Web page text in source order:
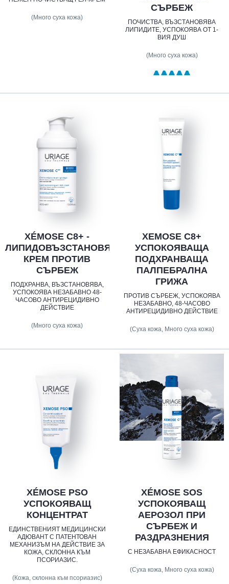
(Много суха кожа)
СЪРБЕЖ
ПОЧИСТВА, ВЪЗСТАНОВЯВА
ЛИПИДИТЕ, УСПОКОЯВА ОТ 1-
ВИЯ ДУШ
(Много суха кожа)
XÉMOSE C8+ -
ЛИПИДОВЪЗСТАНОВЯВАЩ
КРЕМ ПРОТИВ
СЪРБЕЖ
ПОДХРАНВА, ВЪЗСТАНОВЯВА,
УСПОКОЯВА НЕЗАБАВНО 48-
ЧАСОВО АНТИРЕЦИДИВНО
ДЕЙСТВИЕ
(Много суха кожа)
XEMOSE C8+
УСПОКОЯВАЩА
ПОДХРАНВАЩА
ПАЛПЕБРАЛНА
ГРИЖА
ПРОТИВ СЪРБЕЖ, УСПОКОЯВА
НЕЗАБАВНО, 48-ЧАСОВО
АНТИРЕЦИДИВНО ДЕЙСТВИЕ
(Суха кожа, Много суха кожа)
XÉMOSE PSO
УСПОКОЯВАЩ
КОНЦЕНТРАТ
ЕДИНСТВЕНИЯТ МЕДИЦИНСКИ
АДЮВАНТ С ПАТЕНТОВАН
МЕХАНИЗЪМ НА ДЕЙСТВИЕ ЗА
КОЖА, СКЛОННА КЪМ
ПСОРИАЗИС.
(Кожа, склонна към псориазис)
XÉMOSE SOS
УСПОКОЯВАЩ
АЕРОЗОЛ ПРИ
СЪРБЕЖ И
РАЗДРАЗНЕНИЯ
С НЕЗАБАВНА ЕФИКАСНОСТ
(Суха кожа, Много суха кожа)